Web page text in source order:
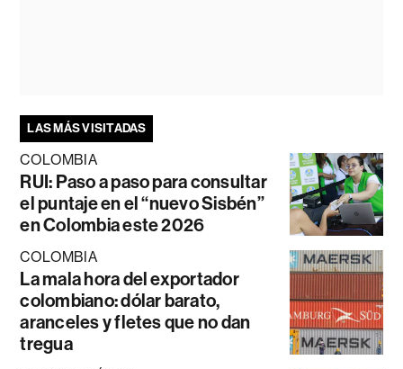
LAS MÁS VISITADAS
COLOMBIA
RUI: Paso a paso para consultar
el puntaje en el “nuevo Sisbén”
en Colombia este 2026
COLOMBIA
La mala hora del exportador
colombiano: dólar barato,
aranceles y fletes que no dan
tregua